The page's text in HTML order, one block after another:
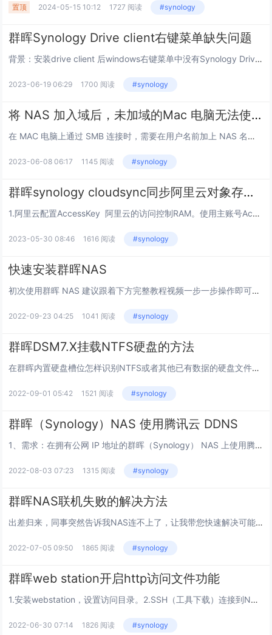
置顶 2024-05-15 10:12 1727 阅读 #synology
群晖Synology Drive client右键菜单缺失问题
背景：安装drive client 后windows右键菜单中没有Synology Drive菜单Synology Drive Client 新版本开始支持按需同步，可以把电脑上不常用的资料通过右键菜单中Synology Drive下释放空...
2023-06-19 06:29 1700 阅读 #synology
将 NAS 加入域后，未加域的Mac 电脑无法使用NAS本地用户帐户通过 SMB 连接到此 NAS 进行身份验证的解决办法
在 MAC 电脑上通过 SMB 连接时，需要在用户名前加上 NAS 名称后跟反斜线 \例如，如果您的 NAS 名为“hkcstor”，您想用本地 NAS 用户帐户“user”连接，您的用户名将是“hkcstor\user”。...
2023-06-08 06:17 1145 阅读 #synology
群晖synology cloudsync同步阿里云对象存储oss
1.阿里云配置AccessKey 阿里云的访问控制RAM。使用主账号AccessKey 配置比较简单一般不会遇到问题 ，但是安全问题还是要注意下！！！选择继续使用Accesskey，创建Accesskey，保存好备用。或者选择开...
2023-05-30 08:46 1616 阅读 #synology
快速安装群晖NAS
初次使用群晖 NAS 建议跟着下方完整教程视频一步一步操作即可轻松将 NAS 安装到位。 安装硬盘 NAS开机联网 搜索NAS方法一-在浏览器中输入 find.synology.cn 进行搜索方法二-...
2022-09-23 04:25 1041 阅读 #synology
群晖DSM7.X挂载NTFS硬盘的方法
在群晖内置硬盘槽位怎样识别NTFS或者其他已有数据的硬盘文件系统？首先准备一个挂载目录，把NTFS格式硬盘挂载到这个目录下。1.新建一个挂载目的地文件夹，右键点击文件夹选择属性。把这个路径记下来，很重要。/volume1/public/te...
2022-09-01 05:42 1521 阅读 #synology
群晖（Synology）NAS 使用腾讯云 DDNS
1、需求：在拥有公网 IP 地址的群晖（Synology） NAS 上使用腾讯域名外网访问群晖（Synology）NAS。2、条件：购买腾讯云域名 DNSPod 账号并完成 实名认证 ；NAS 拥有公网 IP 地址。3、...
2022-08-03 07:23 1315 阅读 #synology
群晖NAS联机失败的解决方法
出差归来，同事突然告诉我NAS连不上了，让我带您快速解决可能遇到的网络问题，一起来看看。您有没有遇到过同样的问题呢？遇到这种问题有2种解决方案，看看哪个更适合您选个对应的方法就好。1、修改NAS的IP地址首先将NAS与电脑连接到同一个路由器...
2022-07-05 09:50 1865 阅读 #synology
群晖web station开启http访问文件功能
1.安装webstation，设置访问目录。2.SSH（工具下载）连接到NAS，并切换为root账户（sudo -i）。3.修改Nginx虚拟主机配置文件在文章末尾添加(注意文章最末尾的 } 前）location ^~ /download...
2022-06-30 07:14 1826 阅读 #synology